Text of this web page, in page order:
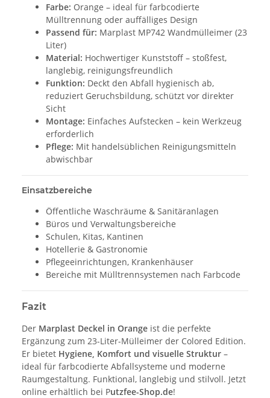
Farbe: Orange – ideal für farbcodierte
Mülltrennung oder auffälliges Design
Passend für: Marplast MP742 Wandmülleimer (23
Liter)
Material: Hochwertiger Kunststoff – stoßfest,
langlebig, reinigungsfreundlich
Funktion: Deckt den Abfall hygienisch ab,
reduziert Geruchsbildung, schützt vor direkter
Sicht
Montage: Einfaches Aufstecken – kein Werkzeug
erforderlich
Pflege: Mit handelsüblichen Reinigungsmitteln
abwischbar
Einsatzbereiche
Öffentliche Waschräume & Sanitäranlagen
Büros und Verwaltungsbereiche
Schulen, Kitas, Kantinen
Hotellerie & Gastronomie
Pflegeeinrichtungen, Krankenhäuser
Bereiche mit Mülltrennsystemen nach Farbcode
Fazit
Der Marplast Deckel in Orange ist die perfekte
Ergänzung zum 23-Liter-Mülleimer der Colored Edition.
Er bietet Hygiene, Komfort und visuelle Struktur –
ideal für farbcodierte Abfallsysteme und moderne
Raumgestaltung. Funktional, langlebig und stilvoll. Jetzt
online erhältlich bei Putzfee-Shop.de!